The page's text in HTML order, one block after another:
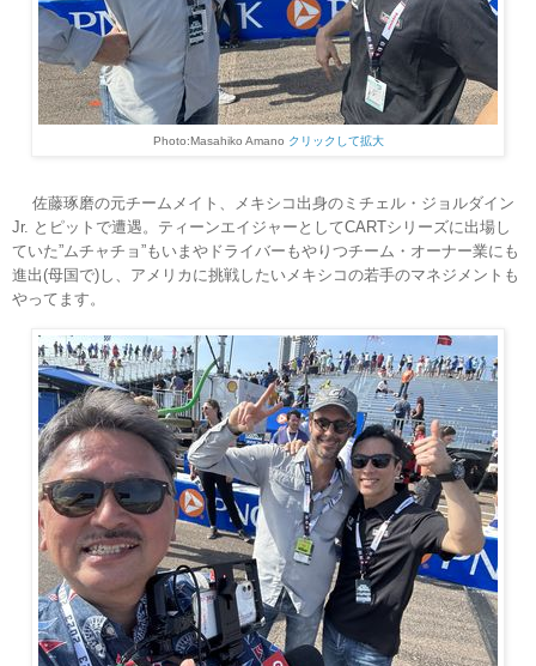
Photo:Masahiko Amano クリックして拡大
佐藤琢磨の元チームメイト、メキシコ出身のミチェル・ジョルダイン
Jr. とピットで遭遇。ティーンエイジャーとしてCARTシリーズに出場し
ていた”ムチャチョ”もいまやドライバーもやりつチーム・オーナー業にも
進出(母国で)し、アメリカに挑戦したいメキシコの若手のマネジメントも
やってます。